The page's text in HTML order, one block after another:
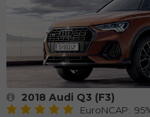
2018 Audi Q3 (F3)
EuroNCAP: